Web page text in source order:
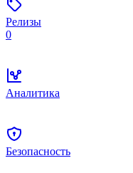
Релизы
0
Аналитика
Безопасность